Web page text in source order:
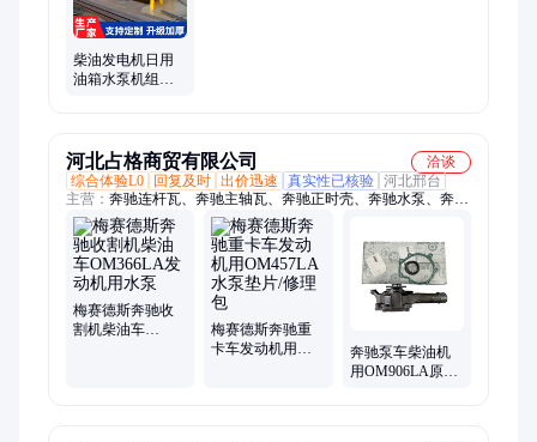
柴油发电机日用
油箱水泵机组发
河北占格商贸有限公司
洽谈
综合体验L0
回复及时 出价迅速 真实性已核验 河北邢台
主营： 奔驰连杆瓦、奔驰主轴瓦、奔驰正时壳、奔驰水泵、奔驰
缸垫、奔驰活塞环、奔驰止推瓦、奔驰止推片、奔驰活塞组件、
奔驰四配套、奔驰活塞、奔驰机油泵、奔驰连杆、奔驰柴油泵、
奔驰发电机、奔驰缸套、奔驰上修包、奔驰大修包、奔驰惰轮、
奔驰皮带、奔驰皮带轮、奔驰机油散热器、奔驰机油散热器垫、
奔驰柴滤、奔驰喷油器
梅赛德斯奔驰收
割机柴油车
梅赛德斯奔驰重
卡车发动机用
奔驰泵车柴油机
用OM906LA原装